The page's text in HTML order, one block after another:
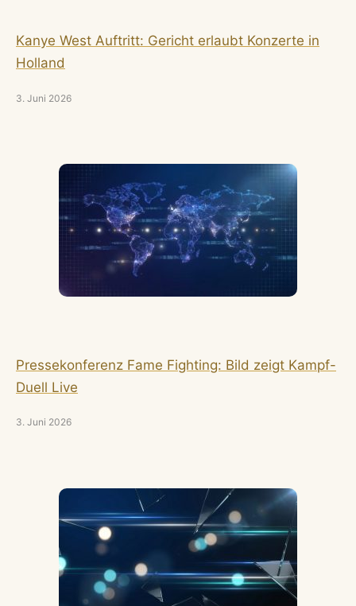
Kanye West Auftritt: Gericht erlaubt Konzerte in
Holland
3. Juni 2026
Pressekonferenz Fame Fighting: Bild zeigt Kampf-
Duell Live
3. Juni 2026